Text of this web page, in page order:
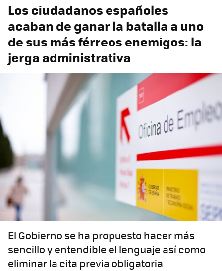
Los ciudadanos españoles
acaban de ganar la batalla a uno
de sus más férreos enemigos: la
jerga administrativa
El Gobierno se ha propuesto hacer más
sencillo y entendible el lenguaje así como
eliminar la cita previa obligatoria